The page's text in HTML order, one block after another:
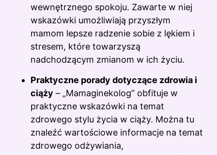
wewnętrznego spokoju. Zawarte w niej
wskazówki umożliwiają przyszłym
mamom lepsze radzenie sobie z lękiem i
stresem, które towarzyszą
nadchodzącym zmianom w ich życiu.
Praktyczne porady dotyczące zdrowia i
ciąży – „Mamaginekolog” obfituje w
praktyczne wskazówki na temat
zdrowego stylu życia w ciąży. Można tu
znaleźć wartościowe informacje na temat
zdrowego odżywiania,